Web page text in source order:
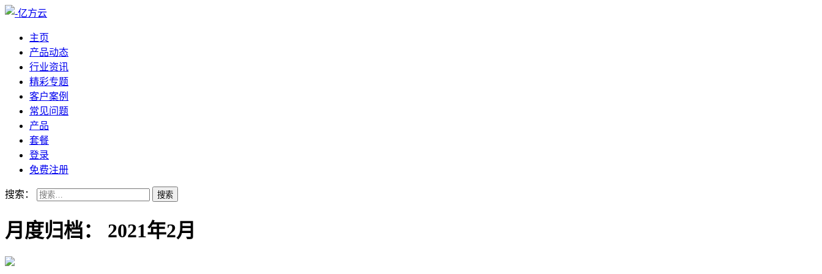
主页
产品动态
行业资讯
精彩专题
客户案例
常见问题
产品
套餐
登录
免费注册
搜索：
月度归档： 2021年2月